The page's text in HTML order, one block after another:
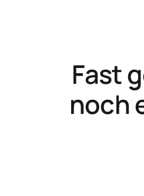
Fast
noch